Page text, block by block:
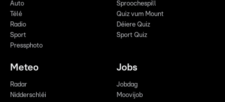
Auto
Télé
Radio
Sport
Pressphoto
Sproochespill
Quiz vum Mount
Déiere Quiz
Sport Quiz
Meteo
Radar
Nidderschléi
Jobs
Jobdag
Moovijob